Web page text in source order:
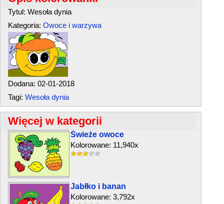
Tytul: Wesoła dynia
Kategoria: Owoce i warzywa
Dodana: 02-01-2018
Tagi: Wesoła dynia
Więcej w kategorii
Świeże owoce
Kolorowane: 11,940x
Jabłko i banan
Kolorowane: 3,792x